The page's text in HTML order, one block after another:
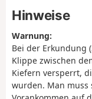
Hinweise
Warnung:
Bei der Erkundung
Klippe zwischen
Kiefern versperrt,
wurden. Man